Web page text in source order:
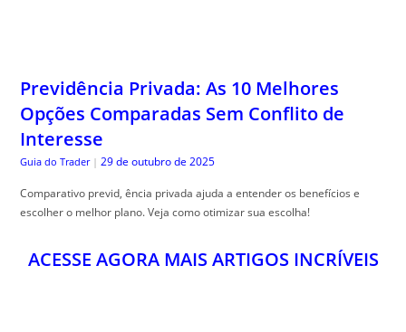
Previdência Privada: As 10 Melhores
Opções Comparadas Sem Conflito de
Interesse
Guia do Trader | 29 de outubro de 2025
Comparativo previd, ência privada ajuda a entender os benefícios e
escolher o melhor plano. Veja como otimizar sua escolha!
ACESSE AGORA MAIS ARTIGOS INCRÍVEIS